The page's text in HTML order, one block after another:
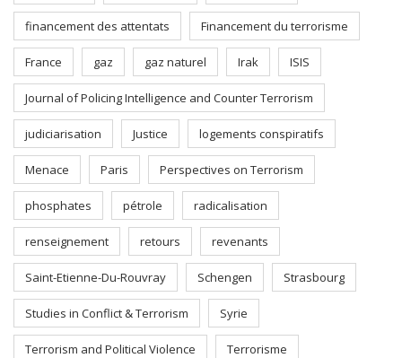
financement des attentats Financement du terrorisme
France gaz gaz naturel Irak ISIS
Journal of Policing Intelligence and Counter Terrorism
judiciarisation Justice logements conspiratifs
Menace Paris Perspectives on Terrorism
phosphates pétrole radicalisation
renseignement retours revenants
Saint-Etienne-Du-Rouvray Schengen Strasbourg
Studies in Conflict & Terrorism Syrie
Terrorism and Political Violence Terrorisme